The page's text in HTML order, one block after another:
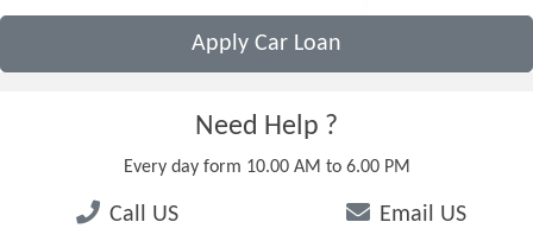
Apply Car Loan
Need Help ?
Every day form 10.00 AM to 6.00 PM
Call US Email US